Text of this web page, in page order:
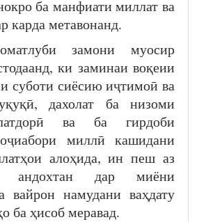
ба манфиати миллат ва
карда метавонанд.
замони муосир
ки заминаи воқеии
суботи сиёсию иҷтимоӣ ва
дахолат ба низоми
ва ба гирдоби
миллӣ кашидани
алоҳида, ин пеш аз
андохтан дар миёни
вайрон намудани ваҳдату
ба ҳисоб меравад.